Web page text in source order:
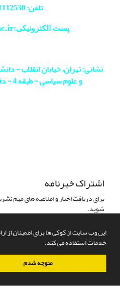
این وب سایت از کوکی ها برای اطمینان از
خدمات استفاده می کند.
متوجه شدم
تلفن: 61112530-
پست الکترونیکی:lawmag
نشانی: تهران، خیابان انقلاب -
و علوم سیاسی - طبقه 4 - دفتر مجله - اتاق 413
اشتراک خبرنامه
برای دریافت اخبار و اطلاعیه های مهم
شوید.
سامانه مدیریت نشریات علمی.طراحی و